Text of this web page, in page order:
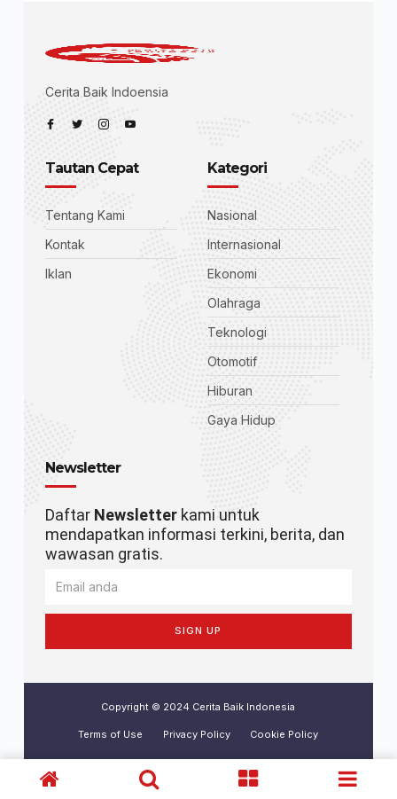
Cerita Baik Indoensia
Tautan Cepat
Tentang Kami
Kontak
Iklan
Kategori
Nasional
Internasional
Ekonomi
Olahraga
Teknologi
Otomotif
Hiburan
Gaya Hidup
Newsletter
Daftar Newsletterkami untuk
mendapatkan informasi terkini, berita, dan
wawasan gratis.
SIGN UP
Copyright © 2024 Cerita Baik Indonesia
Terms of Use Privacy Policy Cookie Policy